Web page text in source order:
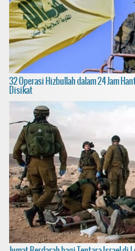
32 Operasi Hizbullah dalam 24 Jam
Disikat